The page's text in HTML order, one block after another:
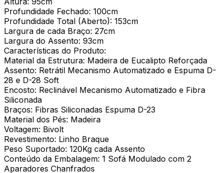
Profundidade Fechado: 100cm
Profundidade Total (Aberto): 153cm
Largura de cada Braço: 27cm
Largura do Assento: 93cm
Características do Produto:
Material da Estrutura: Madeira de Eucalipto Reforçada
Assento: Retrátil Mecanismo Automatizado e Espuma D-
28 e D-28 Soft
Encosto: Reclinável Mecanismo Automatizado e Fibra
Siliconada
Braços: Fibras Siliconadas Espuma D-23
Material dos Pés: Madeira
Voltagem: Bivolt
Revestimento: Linho Braque
Peso Suportado: 120Kg cada Assento
Conteúdo da Embalagem: 1 Sofá Modulado com 2
Aparadores Chanfrados